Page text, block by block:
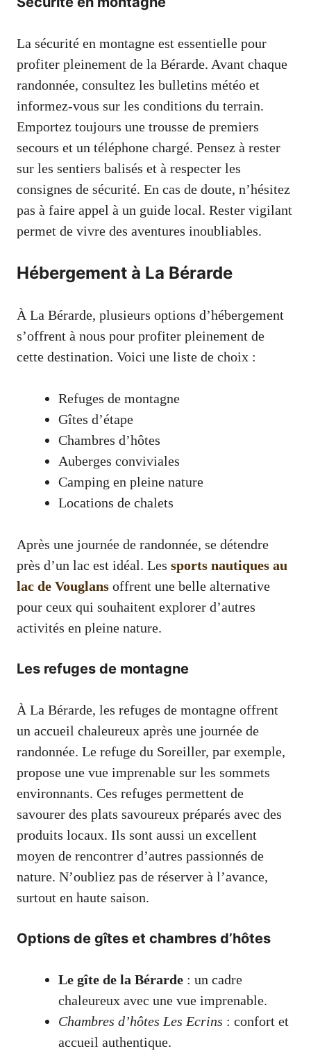
La sécurité en montagne est essentielle pour
profiter pleinement de la Bérarde. Avant chaque
randonnée, consultez les bulletins météo et
informez-vous sur les conditions du terrain.
Emportez toujours une trousse de premiers
secours et un téléphone chargé. Pensez à rester
sur les sentiers balisés et à respecter les
consignes de sécurité. En cas de doute, n’hésitez
pas à faire appel à un guide local. Rester vigilant
permet de vivre des aventures inoubliables.
Hébergement à La Bérarde
À La Bérarde, plusieurs options d’hébergement
s’offrent à nous pour profiter pleinement de
cette destination. Voici une liste de choix :
Refuges de montagne
Gîtes d’étape
Chambres d’hôtes
Auberges conviviales
Camping en pleine nature
Locations de chalets
Après une journée de randonnée, se détendre
près d’un lac est idéal. Les sports nautiques au
lac de Vouglans offrent une belle alternative
pour ceux qui souhaitent explorer d’autres
activités en pleine nature.
Les refuges de montagne
À La Bérarde, les refuges de montagne offrent
un accueil chaleureux après une journée de
randonnée. Le refuge du Soreiller, par exemple,
propose une vue imprenable sur les sommets
environnants. Ces refuges permettent de
savourer des plats savoureux préparés avec des
produits locaux. Ils sont aussi un excellent
moyen de rencontrer d’autres passionnés de
nature. N’oubliez pas de réserver à l’avance,
surtout en haute saison.
Options de gîtes et chambres d’hôtes
Le gîte de la Bérarde : un cadre
chaleureux avec une vue imprenable.
Chambres d’hôtes Les Ecrins : confort et
accueil authentique.